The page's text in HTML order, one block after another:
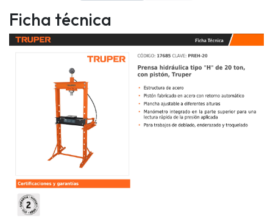
Ficha técnica